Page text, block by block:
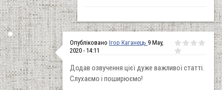
Опубліковано Ігор Каганець 9 May,
2020 - 14:11
Додав озвучення цієї дуже важливої статті.
Слухаємо і поширюємо!